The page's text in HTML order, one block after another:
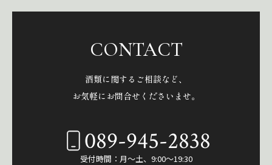
CONTACT
酒類に関するご相談など、
お気軽にお問合せくださいませ。
089-945-2838
受付時間：月～土、9:00～19:30